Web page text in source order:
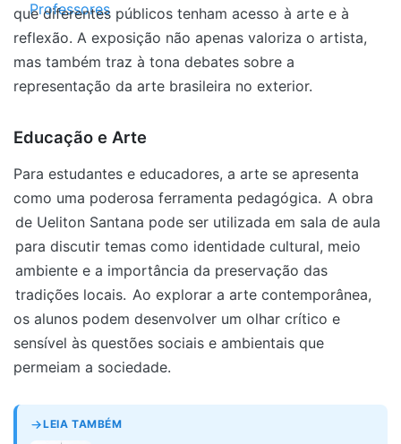
que diferentes públicos tenham acesso à arte e à
reflexão. A exposição não apenas valoriza o artista,
mas também traz à tona debates sobre a
representação da arte brasileira no exterior.
Educação e Arte
Para estudantes e educadores, a arte se apresenta
como uma poderosa ferramenta pedagógica. A obra
de Ueliton Santana pode ser utilizada em sala de aula
para discutir temas como identidade cultural, meio
ambiente e a importância da preservação das
tradições locais. Ao explorar a arte contemporânea,
os alunos podem desenvolver um olhar crítico e
sensível às questões sociais e ambientais que
permeiam a sociedade.
LEIA TAMBÉM